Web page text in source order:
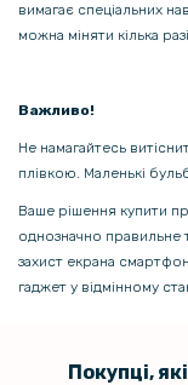
вимагає спеціальних
можна міняти кілька
Важливо!
Не намагайтесь
плівкою. Маленькі
Ваше рішення купити
однозначно правильне
захист екрана
гаджет у відмінному
Покупці,